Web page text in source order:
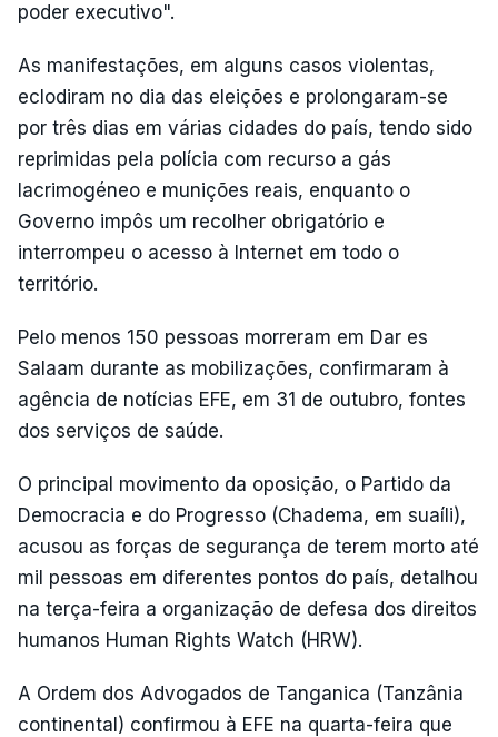
poder executivo".
As manifestações, em alguns casos violentas,
eclodiram no dia das eleições e prolongaram-se
por três dias em várias cidades do país, tendo sido
reprimidas pela polícia com recurso a gás
lacrimogéneo e munições reais, enquanto o
Governo impôs um recolher obrigatório e
interrompeu o acesso à Internet em todo o
território.
Pelo menos 150 pessoas morreram em Dar es
Salaam durante as mobilizações, confirmaram à
agência de notícias EFE, em 31 de outubro, fontes
dos serviços de saúde.
O principal movimento da oposição, o Partido da
Democracia e do Progresso (Chadema, em suaíli),
acusou as forças de segurança de terem morto até
mil pessoas em diferentes pontos do país, detalhou
na terça-feira a organização de defesa dos direitos
humanos Human Rights Watch (HRW).
A Ordem dos Advogados de Tanganica (Tanzânia
continental) confirmou à EFE na quarta-feira que